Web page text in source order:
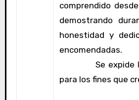
comprendido
demostrando
honestidad y
encomendadas.
Se expide la
para los fines que